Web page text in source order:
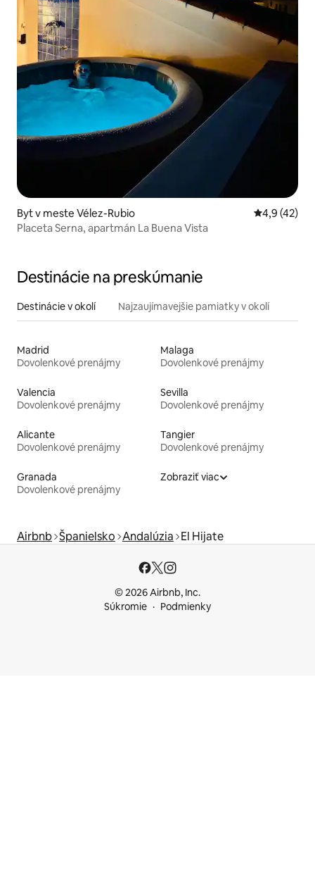
Byt v meste Vélez-Rubio Priemerné
4,9 (42)
Placeta Serna, apartmán La Buena Vista
Destinácie na preskúmanie
Destinácie v okolí Najzaujímavejšie pamiatky v okolí
Madrid
Dovolenkové prenájmy
Malaga
Dovolenkové prenájmy
Valencia
Dovolenkové prenájmy
Sevilla
Dovolenkové prenájmy
Alicante
Dovolenkové prenájmy
Tangier
Dovolenkové prenájmy
Granada
Dovolenkové prenájmy
Zobraziť viac
Airbnb Španielsko Andalúzia El Hijate
© 2026 Airbnb, Inc.
Súkromie
Podmienky